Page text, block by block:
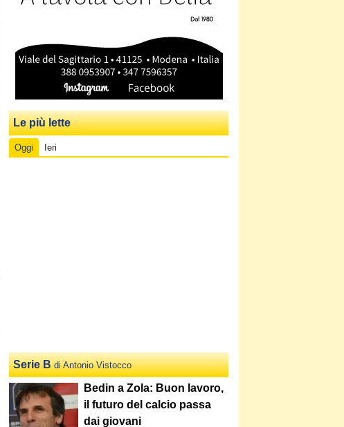
Le più lette
Oggi Ieri
Serie B di Antonio Vistocco
Bedin a Zola: Buon lavoro,
il futuro del calcio passa
dai giovani